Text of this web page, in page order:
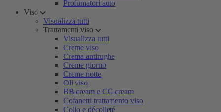
Profumatori auto
Viso
Visualizza tutti
Trattamenti viso
Visualizza tutti
Creme viso
Crema antirughe
Creme giorno
Creme notte
Oli viso
BB cream e CC cream
Cofanetti trattamento viso
Collo e décolleté